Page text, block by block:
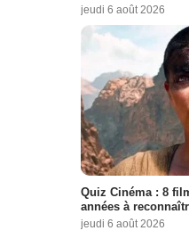
jeudi 6 août 2026
Quiz Cinéma : 8
années à
jeudi 6 août 2026